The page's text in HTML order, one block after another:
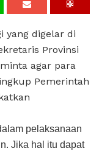
yang digelar di
Provinsi
agar para
Pemerintah
pelaksanaan
Jika hal itu dapat